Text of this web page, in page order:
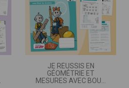
JE RÉUSSIS EN
GÉOMÉTRIE ET
MESURES AVEC BOUT